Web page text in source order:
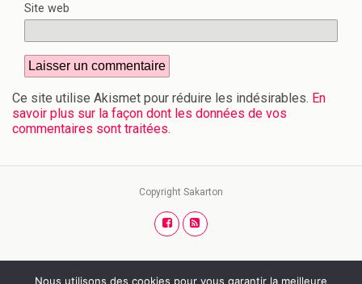
Site web
Ce site utilise Akismet pour réduire les indésirables. En
savoir plus sur la façon dont les données de vos
commentaires sont traitées.
Copyright Sakarton
Nous utilisons des cookies pour vous garantir la meilleure